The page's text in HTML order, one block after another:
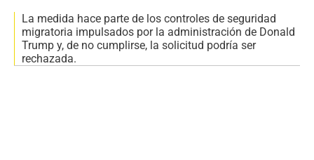
La medida hace parte de los controles de seguridad
migratoria impulsados por la administración de Donald
Trump y, de no cumplirse, la solicitud podría ser
rechazada.